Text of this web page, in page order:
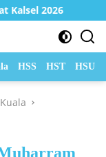
Hadapi
HSS HST HSU